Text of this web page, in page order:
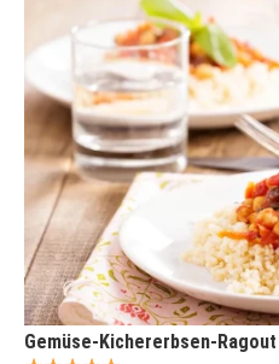
Gemüse-Kichererbsen-